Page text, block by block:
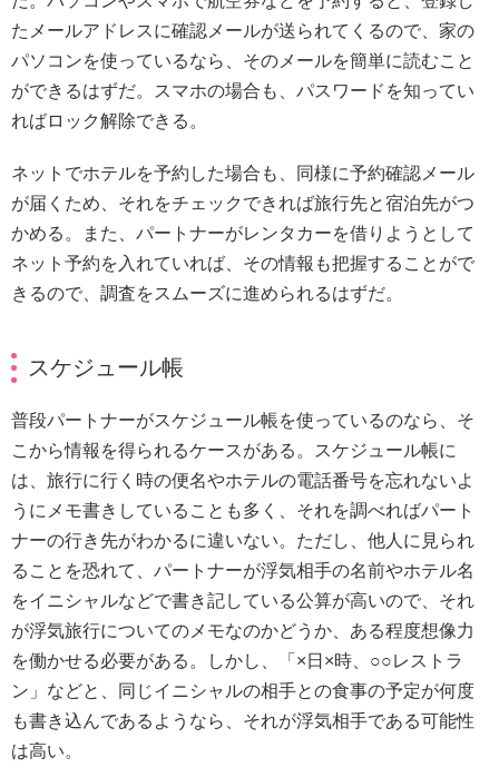
たメールアドレスに確認メールが送られてくるので、家の
パソコンを使っているなら、そのメールを簡単に読むこと
ができるはずだ。スマホの場合も、パスワードを知ってい
ればロック解除できる。
ネットでホテルを予約した場合も、同様に予約確認メール
が届くため、それをチェックできれば旅行先と宿泊先がつ
かめる。また、パートナーがレンタカーを借りようとして
ネット予約を入れていれば、その情報も把握することがで
きるので、調査をスムーズに進められるはずだ。
スケジュール帳
普段パートナーがスケジュール帳を使っているのなら、そ
こから情報を得られるケースがある。スケジュール帳に
は、旅行に行く時の便名やホテルの電話番号を忘れないよ
うにメモ書きしていることも多く、それを調べればパート
ナーの行き先がわかるに違いない。ただし、他人に見られ
ることを恐れて、パートナーが浮気相手の名前やホテル名
をイニシャルなどで書き記している公算が高いので、それ
が浮気旅行についてのメモなのかどうか、ある程度想像力
を働かせる必要がある。しかし、「×日×時、○○レストラ
ン」などと、同じイニシャルの相手との食事の予定が何度
も書き込んであるようなら、それが浮気相手である可能性
は高い。